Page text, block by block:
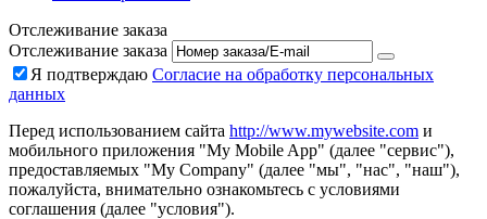
Отслеживание заказа
Отслеживание заказа
Я подтверждаю Согласие на обработку персональных
данных
Перед использованием сайта http://www.mywebsite.com и
мобильного приложения "My Mobile App" (далее "сервис"),
предоставляемых "My Company" (далее "мы", "нас", "наш"),
пожалуйста, внимательно ознакомьтесь с условиями
соглашения (далее "условия").